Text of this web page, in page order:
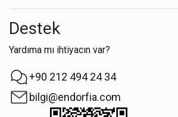
Destek
Yardıma mı ihtiyacın var?
+90 212 494 24 34
bilgi@endorfia.com